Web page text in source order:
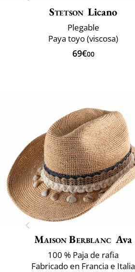
Stetson Licano
Plegable
Paya toyo (viscosa)
69€00
Maison Berblanc Ava
100 % Paja de rafia
Fabricado en Francia e Italia